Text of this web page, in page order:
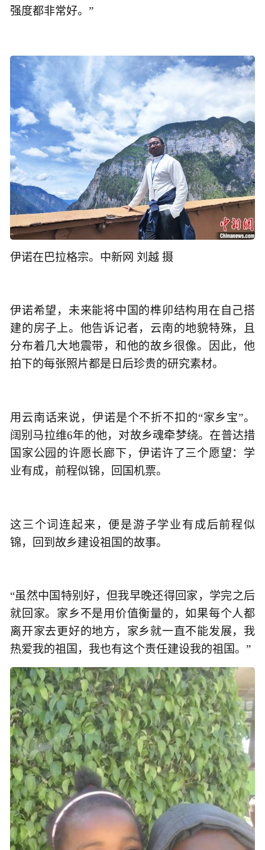
强度都非常好。”
伊诺在巴拉格宗。中新网 刘越 摄
伊诺希望，未来能将中国的榫卯结构用在自己搭
建的房子上。他告诉记者，云南的地貌特殊，且
分布着几大地震带，和他的故乡很像。因此，他
拍下的每张照片都是日后珍贵的研究素材。
用云南话来说，伊诺是个不折不扣的“家乡宝”。
阔别马拉维6年的他，对故乡魂牵梦绕。在普达措
国家公园的许愿长廊下，伊诺许了三个愿望：学
业有成，前程似锦，回国机票。
这三个词连起来，便是游子学业有成后前程似
锦，回到故乡建设祖国的故事。
“虽然中国特别好，但我早晚还得回家，学完之后
就回家。家乡不是用价值衡量的，如果每个人都
离开家去更好的地方，家乡就一直不能发展，我
热爱我的祖国，我也有这个责任建设我的祖国。”